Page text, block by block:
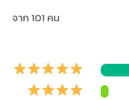
จาก 101 คน